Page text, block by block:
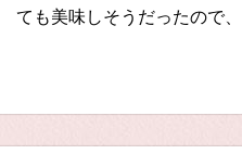
ても美味しそうだったので